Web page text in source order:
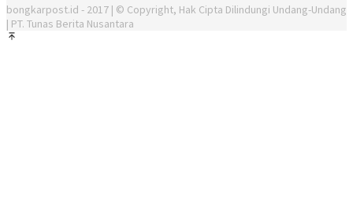
bongkarpost.id - 2017 | © Copyright, Hak Cipta Dilindungi Undang-Undang
| PT. Tunas Berita Nusantara